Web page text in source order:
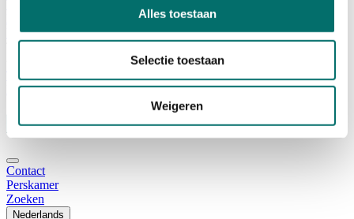
Alles toestaan
Selectie toestaan
Weigeren
Vacatures
Ticket kopen voor Horecava
TICKETS HORECAVA
NIEUWSBRIEF
Contact
Perskamer
Zoeken
Nederlands